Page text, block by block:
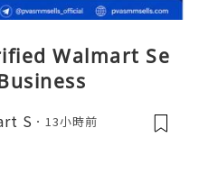
Walmart Se
S 13小時前